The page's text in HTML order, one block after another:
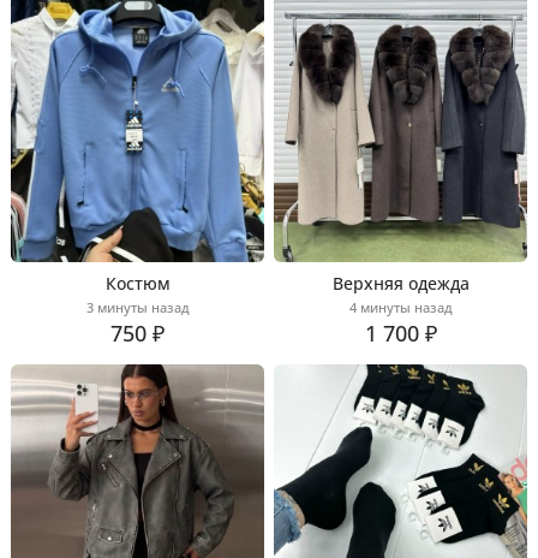
Костюм
3 минуты назад
750 ₽
Верхняя одежда
4 минуты назад
1 700 ₽